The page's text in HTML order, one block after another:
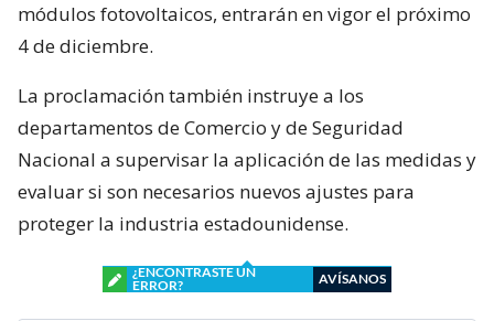
módulos fotovoltaicos, entrarán en vigor el próximo
4 de diciembre.
La proclamación también instruye a los
departamentos de Comercio y de Seguridad
Nacional a supervisar la aplicación de las medidas y
evaluar si son necesarios nuevos ajustes para
proteger la industria estadounidense.
¿ENCONTRASTE UN
ERROR?
AVÍSANOS